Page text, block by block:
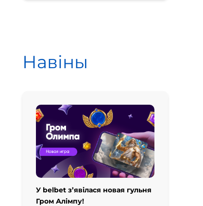
Навіны
У belbet з’явілася новая гульня
Гром Алімпу!